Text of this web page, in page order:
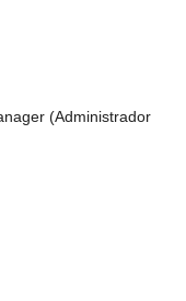
(Administrador